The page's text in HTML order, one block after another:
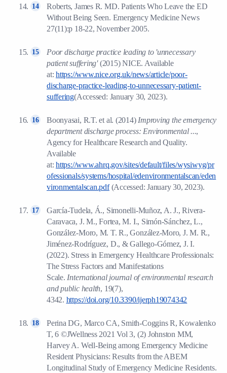
Roberts, James R. MD. Patients Who Leave the ED
Without Being Seen. Emergency Medicine News
27(11):p 18-22, November 2005.
Poor discharge practice leading to 'unnecessary
patient suffering'(2015) NICE. Available
at:https://www.nice.org.uk/news/article/poor-
discharge-practice-leading-to-unnecessary-patient-
suffering(Accessed: January 30, 2023).
Boonyasai, R.T. et al. (2014) Improving the emergency
department discharge process: Environmental ...,
Agency for Healthcare Research and Quality.
Available
at:https://www.ahrq.gov/sites/default/files/wysiwyg/pr
ofessionals/systems/hospital/edenvironmentalscan/eden
vironmentalscan.pdf(Accessed: January 30, 2023).
García-Tudela, Á., Simonelli-Muñoz, A. J., Rivera-
Caravaca, J. M., Fortea, M. I., Simón-Sánchez, L.,
González-Moro, M. T. R., González-Moro, J. M. R.,
Jiménez-Rodríguez, D., & Gallego-Gómez, J. I.
(2022). Stress in Emergency Healthcare Professionals:
The Stress Factors and Manifestations
Scale. International journal of environmental research
and public health, 19(7),
4342. https://doi.org/10.3390/ijerph19074342
Perina DG, Marco CA, Smith-Coggins R, Kowalenko
T, 6 ©JWellness 2021 Vol 3, (2) Johnston MM,
Harvey A. Well-Being among Emergency Medicine
Resident Physicians: Results from the ABEM
Longitudinal Study of Emergency Medicine Residents.